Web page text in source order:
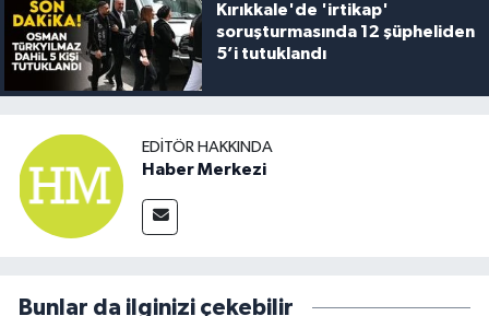
Kırıkkale'de 'irtikap'
soruşturmasında 12 şüpheliden
5’i tutuklandı
EDITÖR HAKKINDA
Haber Merkezi
Bunlar da ilginizi çekebilir